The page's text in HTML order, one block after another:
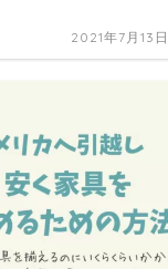
2021年7月13日